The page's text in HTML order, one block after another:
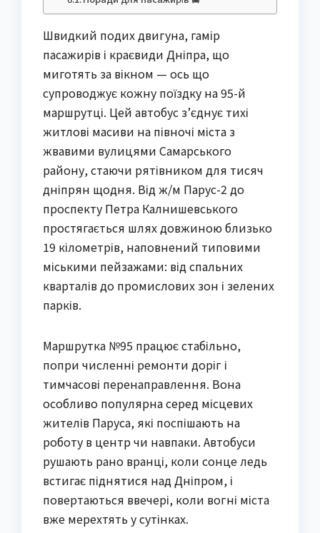
Швидкий подих двигуна, гамір
пасажирів і краєвиди Дніпра, що
миготять за вікном — ось що
супроводжує кожну поїздку на 95-й
маршрутці. Цей автобус з’єднує тихі
житлові масиви на півночі міста з
жвавими вулицями Самарського
району, стаючи рятівником для тисяч
дніпрян щодня. Від ж/м Парус-2 до
проспекту Петра Калнишевського
простягається шлях довжиною близько
19 кілометрів, наповнений типовими
міськими пейзажами: від спальних
кварталів до промислових зон і зелених
парків.
Маршрутка №95 працює стабільно,
попри численні ремонти доріг і
тимчасові перенаправлення. Вона
особливо популярна серед місцевих
жителів Паруса, які поспішають на
роботу в центр чи навпаки. Автобуси
рушають рано вранці, коли сонце ледь
встигає піднятися над Дніпром, і
повертаються ввечері, коли вогні міста
вже мерехтять у сутінках.